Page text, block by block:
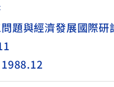
題與經濟發展國際研